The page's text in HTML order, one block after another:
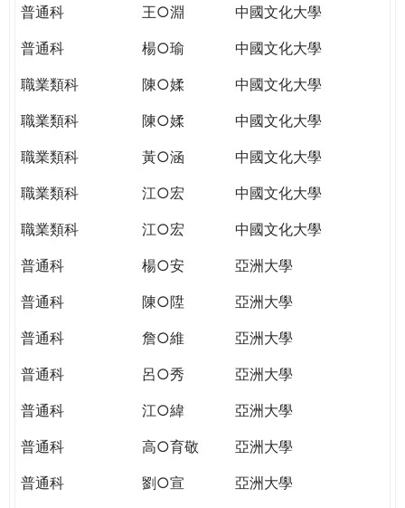
普通科
王○淵
中國文化大學
普通科
楊○瑜
中國文化大學
職業類科
陳○媃
中國文化大學
職業類科
陳○媃
中國文化大學
職業類科
黃○涵
中國文化大學
職業類科
江○宏
中國文化大學
職業類科
江○宏
中國文化大學
普通科
楊○安
亞洲大學
普通科
陳○陞
亞洲大學
普通科
詹○維
亞洲大學
普通科
呂○秀
亞洲大學
普通科
江○緯
亞洲大學
普通科
高○育敬
亞洲大學
普通科
劉○宣
亞洲大學